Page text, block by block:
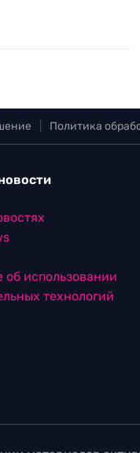
Политика
об использовании
технологий